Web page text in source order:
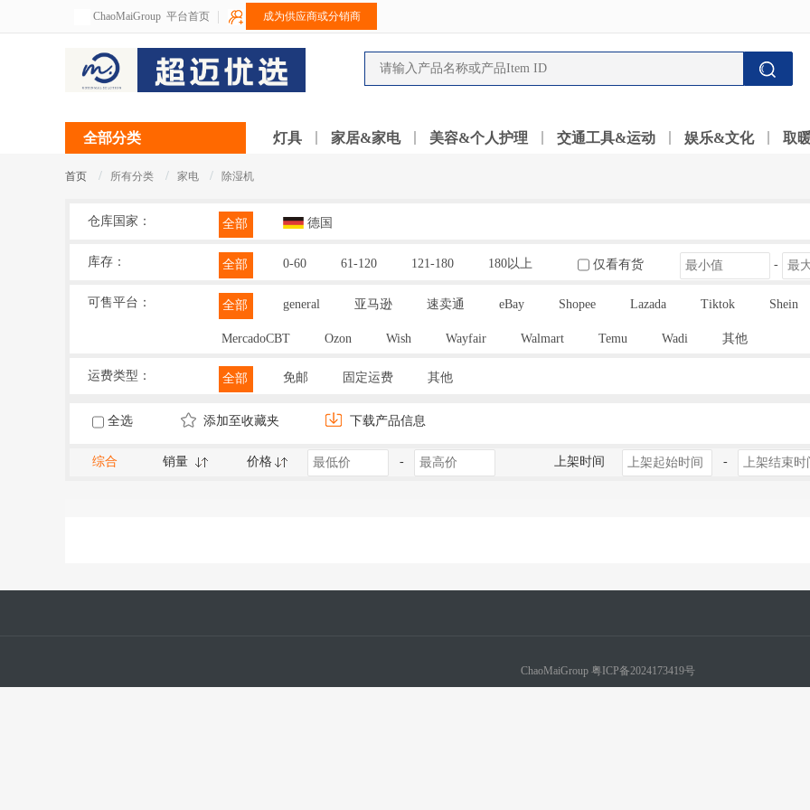
ChaoMaiGroup 平台首页 成为供应商或分销商
全部分类 灯具 家居&家电 美容&个人护理 交通工具&运动 娱乐&文化 取
首页 / 所有分类 / 家电 / 除湿机
仓库国家： 全部 德国
库存： 全部 0-60 61-120 121-180 180以上 仅看有货 -
可售平台： 全部 general 亚马逊 速卖通 eBay Shopee Lazada Tiktok Shein
MercadoCBT Ozon Wish Wayfair Walmart Temu Wadi 其他
运费类型： 全部 免邮 固定运费 其他
全选 添加至收藏夹 下载产品信息
综合 销量 价格 - 上架时间 -
ChaoMaiGroup 粤ICP备2024173419号